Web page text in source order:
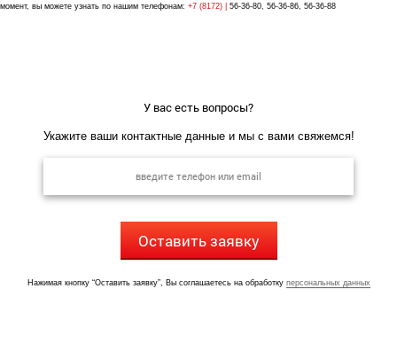
момент, вы можете узнать по нашим телефонам: +7 (8172) | 56-36-80, 56-36-86, 56-36-88
У вас есть вопросы?
Укажите ваши контактные данные и мы с вами свяжемся!
Оставить заявку
Нажимая кнопку “Оставить заявку”, Вы соглашаетесь на обработку персональных данных